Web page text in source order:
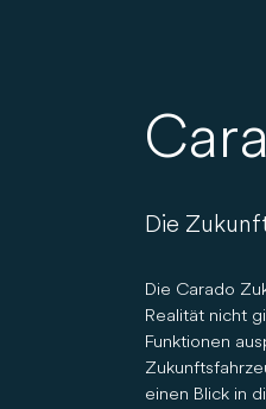
Die
Die Carado
Realität nicht
Funktionen
einen Blick in